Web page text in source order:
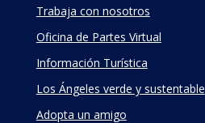
Trabaja con nosotros
Oficina de Partes Virtual
Información Turística
Los Ángeles verde y sustentable
Adopta un amigo